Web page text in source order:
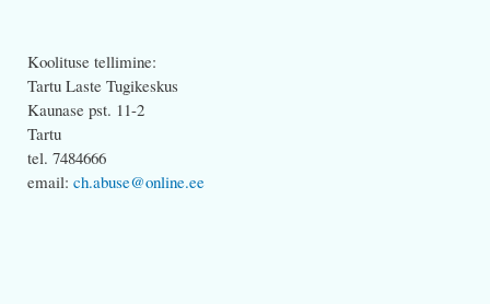
Koolituse tellimine:
Tartu Laste Tugikeskus
Kaunase pst. 11-2
Tartu
tel. 7484666
email: ch.abuse@online.ee